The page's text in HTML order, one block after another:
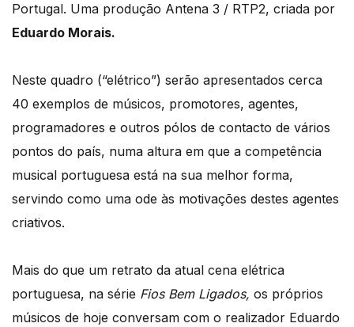
Portugal. Uma produção Antena 3 / RTP2, criada por
Eduardo Morais.
Neste quadro (“elétrico”) serão apresentados cerca
40 exemplos de músicos, promotores, agentes,
programadores e outros pólos de contacto de vários
pontos do país, numa altura em que a competência
musical portuguesa está na sua melhor forma,
servindo como uma ode às motivações destes agentes
criativos.
Mais do que um retrato da atual cena elétrica
portuguesa, na série Fios Bem Ligados, os próprios
músicos de hoje conversam com o realizador Eduardo